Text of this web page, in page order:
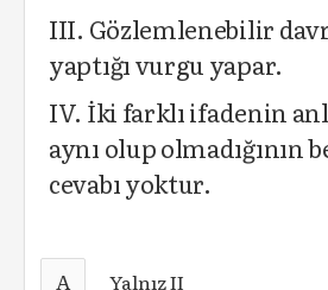
III. Gözlemlenebilir
yaptığı vurgu yapar.
IV. İki farklı ifadenin
aynı olup olmadığının
cevabı yoktur.
A Yalnız II